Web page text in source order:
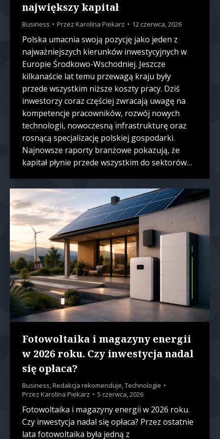
największy kapitał
Business Przez Karolina Piekarz 12 czerwca, 2026
Polska umacnia swoją pozycję jako jeden z
najważniejszych kierunków inwestycyjnych w
Europie Środkowo-Wschodniej. Jeszcze
kilkanaście lat temu przewagą kraju były
przede wszystkim niższe koszty pracy. Dziś
inwestorzy coraz częściej zwracają uwagę na
kompetencje pracowników, rozwój nowych
technologii, nowoczesną infrastrukturę oraz
rosnącą specjalizację polskiej gospodarki.
Najnowsze raporty branżowe pokazują, że
kapitał płynie przede wszystkim do sektorów…
Fotowoltaika i magazyny energii
w 2026 roku. Czy inwestycja nadal
się opłaca?
Business,Redakcja rekomenduje,Technologie
Przez Karolina Piekarz 5 czerwca, 2026
Fotowoltaika i magazyny energii w 2026 roku.
Czy inwestycja nadal się opłaca? Przez ostatnie
lata fotowoltaika była jedną z